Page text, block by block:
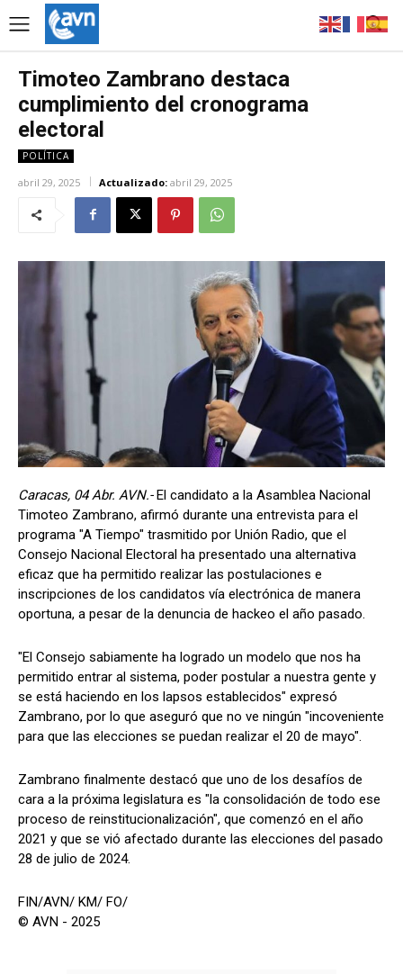
Timoteo Zambrano destaca
cumplimiento del cronograma
electoral
POLÍTICA
abril 29, 2025 Actualizado: abril 29, 2025
Caracas, 04 Abr. AVN.-El candidato a la Asamblea Nacional
Timoteo Zambrano, afirmó durante una entrevista para el
programa "A Tiempo" trasmitido por Unión Radio, que el
Consejo Nacional Electoral ha presentado una alternativa
eficaz que ha permitido realizar las postulaciones e
inscripciones de los candidatos vía electrónica de manera
oportuna, a pesar de la denuncia de hackeo el año pasado.
"El Consejo sabiamente ha logrado un modelo que nos ha
permitido entrar al sistema, poder postular a nuestra gente y
se está haciendo en los lapsos establecidos" expresó
Zambrano, por lo que aseguró que no ve ningún "incoveniente
para que las elecciones se puedan realizar el 20 de mayo".
Zambrano finalmente destacó que uno de los desafíos de
cara a la próxima legislatura es "la consolidación de todo ese
proceso de reinstitucionalización", que comenzó en el año
2021 y que se vió afectado durante las elecciones del pasado
28 de julio de 2024.
FIN/AVN/ KM/ FO/
© AVN - 2025